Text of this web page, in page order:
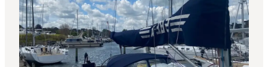
Byer & Steder
Det sker
Overnatning
Planlæg din ferie